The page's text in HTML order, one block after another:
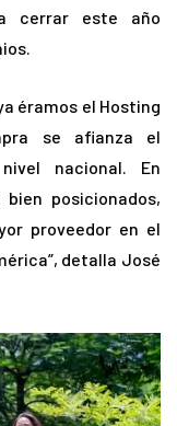
cerrar este año
éramos el Hosting
se afianza el
nacional. En
posicionados,
proveedor en el
detalla José